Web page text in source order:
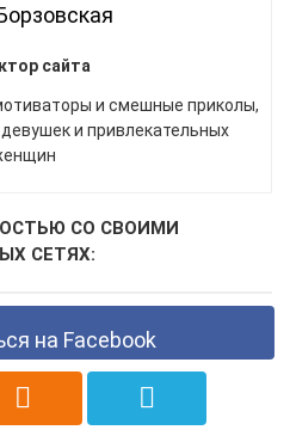
сайта
и смешные приколы,
и привлекательных
СО СВОИМИ
СЕТЯХ:
на Facebook